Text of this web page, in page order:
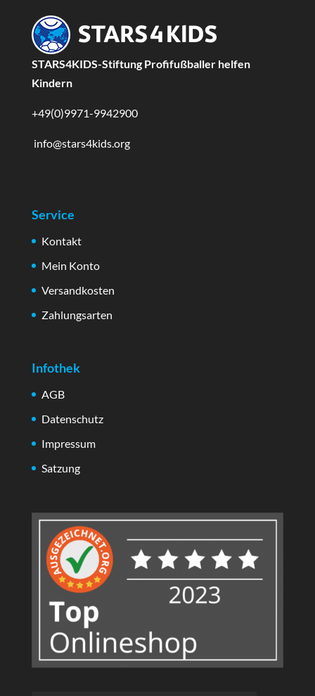
STARS4KIDS-Stiftung Profifußballer helfen
Kindern
+49(0)9971-9942900
info@stars4kids.org
Service
Kontakt
Mein Konto
Versandkosten
Zahlungsarten
Infothek
AGB
Datenschutz
Impressum
Satzung